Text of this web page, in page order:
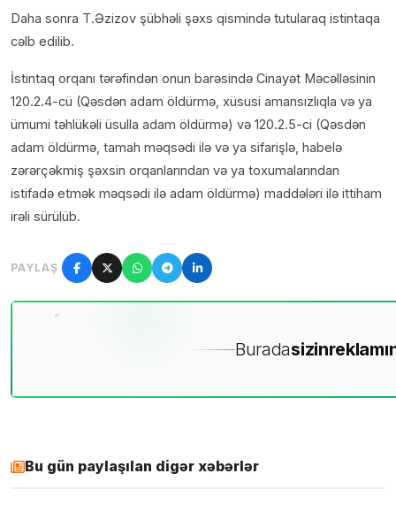
Daha sonra T.Əzizov şübhəli şəxs qismində tutularaq istintaqa
cəlb edilib.
İstintaq orqanı tərəfindən onun barəsində Cinayət Məcəlləsinin
120.2.4-cü (Qəsdən adam öldürmə, xüsusi amansızlıqla və ya
ümumi təhlükəli üsulla adam öldürmə) və 120.2.5-ci (Qəsdən
adam öldürmə, tamah məqsədi ilə və ya sifarişlə, habelə
zərərçəkmiş şəxsin orqanlarından və ya toxumalarından
istifadə etmək məqsədi ilə adam öldürmə) maddələri ilə ittiham
irəli sürülüb.
PAYLAŞ
Buradasizin
Bu gün paylaşılan digər xəbərlər